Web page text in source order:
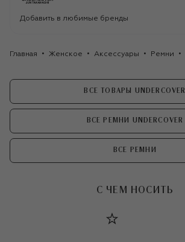
Добавить в любимые бренды
Главная Женское Аксессуары Ремни
ВСЕ ТОВАРЫ UNDERCOVER
ВСЕ РЕМНИ UNDERCOVER
ВСЕ РЕМНИ
С ЧЕМ НОСИТЬ